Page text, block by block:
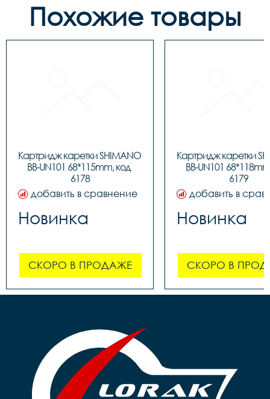
Похожие товары
Картридж каретки SHIMANO
BB-UN101 68*115mm, код
6178
добавить в сравнение
Новинка
СКОРО В ПРОДАЖЕ
Картридж каретки
BB-UN101
6179
добавить в
Новинка
СКОРО В